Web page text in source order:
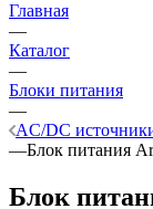
Главная
—
Каталог
—
Блоки питания
—
AC/DC
—Блок питания
Блок